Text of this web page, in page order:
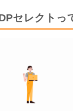
セレクトっ